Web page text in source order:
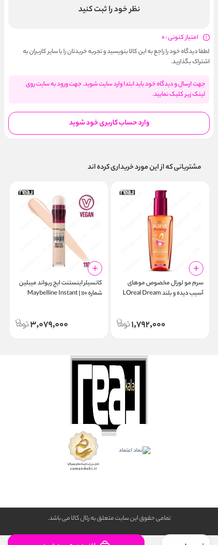
نظر خود را ثبت کنید
امتیاز کنونی : 0
لطفا دیدگاه خود را راجع به این کالا بنویسید و تجربه خریدتان را با سایر کاربران به
اشتراک بگذارید.
جهت ارسال و دیدگاه خود باید ابتدا وارد سایت شوید. جهت ورود به سایت روی
لینک زیر کلیک نمایید.
وارد حساب کاربری خود شوید
مشتریانی که از این مورد خریداری کرده اند
سرم مو لورال مخصوص موهای
آسیب دیده و بلند LOreal Dream
1,792,000
کانسیلر اینستنت ایج ریواند میبلین
شماره ۱۱۰ | Maybelline Instant
3,079,000
تمامی حقوق این سایت متعلق به رئال كالا می باشد.